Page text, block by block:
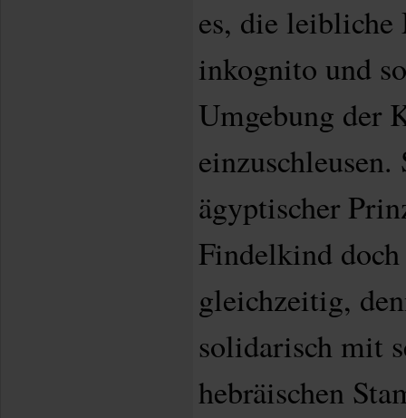
es, die
inkognito und
Umgebung der
ägyptischer
Findelkind
gleichzeitig,
solidarisch mit
hebräischen